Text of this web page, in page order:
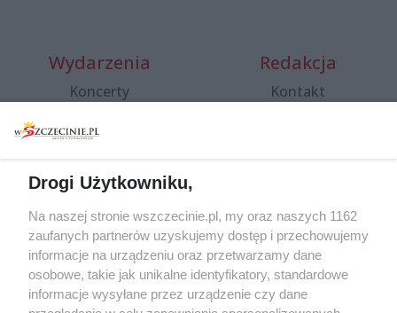
Wydarzenia
Koncerty
Spacery i oprowadzania
targi
Wernisaże
Więcej
Redakcja
Kontakt
Specjalny koncert z okazji
20. urodzin portalu
wSzczecinie.pl
Regulamin konkursów
śniadaniówka "Hej
Drogi Użytkowniku,
Na naszej stronie wszczecinie.pl, my oraz naszych 1162
zaufanych partnerów uzyskujemy dostęp i przechowujemy
informacje na urządzeniu oraz przetwarzamy dane
osobowe, takie jak unikalne identyfikatory, standardowe
informacje wysyłane przez urządzenie czy dane